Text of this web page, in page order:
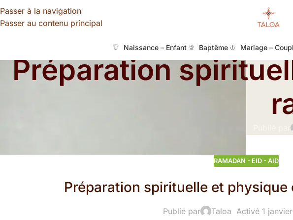
Passer à la navigation
Passer au contenu principal
Naissance – Enfant Baptême Mariage –
Préparation
Publié par
RAMADAN - EID - AID
Préparation spirituelle et physique
Publié par Taloa Activé 1